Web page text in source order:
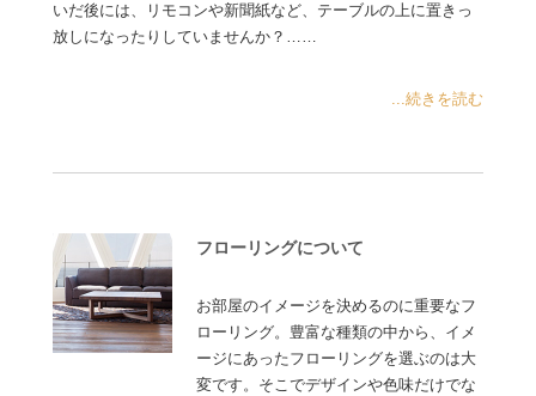
いだ後には、リモコンや新聞紙など、テーブルの上に置きっ
放しになったりしていませんか？……
...続きを読む
フローリングについて
お部屋のイメージを決めるのに重要なフ
ローリング。豊富な種類の中から、イメ
ージにあったフローリングを選ぶのは大
変です。そこでデザインや色味だけでな